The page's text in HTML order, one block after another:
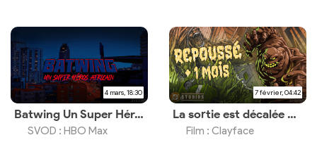
4 mars, 18:30
Batwing Un Super Héros Africain, un documentaire disponible le 6 mars 2026
SVOD : HBO Max
7 février, 04:42
La sortie est décalée d’un mois
Film : Clayface